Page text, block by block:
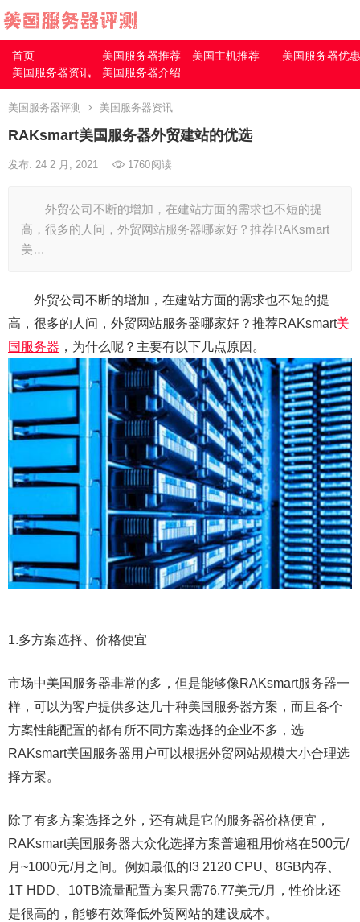
首页 美国服务器推荐 美国主机推荐
美国服务器优惠
美国服务器资讯
美国服务器介绍
美国服务器评测 美国服务器资讯
RAKsmart美国服务器外贸建站的优选
发布: 24 2 月, 2021 1760阅读
外贸公司不断的增加，在建站方面的需求也不短的提
高，很多的人问，外贸网站服务器哪家好？推荐RAKsmart
美…
外贸公司不断的增加，在建站方面的需求也不短的提
高，很多的人问，外贸网站服务器哪家好？推荐RAKsmart美
国服务器 ，为什么呢？主要有以下几点原因。
1.多方案选择、价格便宜
市场中美国服务器非常的多，但是能够像RAKsmart服务器一
样，可以为客户提供多达几十种美国服务器方案，而且各个
方案性能配置的都有所不同方案选择的企业不多，选
RAKsmart美国服务器用户可以根据外贸网站规模大小合理选
择方案。
除了有多方案选择之外，还有就是它的服务器价格便宜，
RAKsmart美国服务器大众化选择方案普遍租用价格在500元/
月~1000元/月之间。例如最低的I3 2120 CPU、8GB内存、
1T HDD、10TB流量配置方案只需76.77美元/月，性价比还
是很高的，能够有效降低外贸网站的建设成本。